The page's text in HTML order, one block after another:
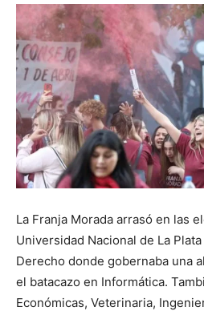
::
La
es
La Franja Morada arrasó en las
Universidad Nacional de La
Derecho donde gobernaba una
el batacazo en Informática.
Económicas, Veterinaria,